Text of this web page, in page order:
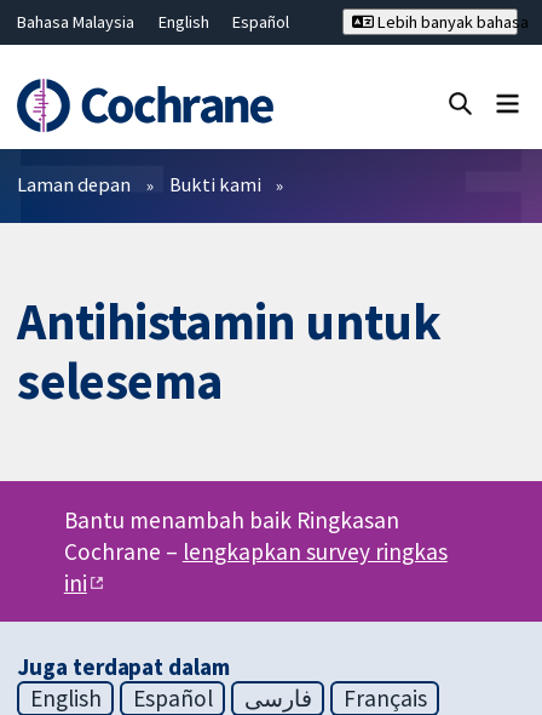
Bahasa Malaysia English
Español
Hrvatski
Deutsch ไทย
繁體中文
简体中文
Lebih banyak bahasa
Penapis
Laman depan Bukti kami
Antihistamin untuk
selesema
Bantu menambah baik Ringkasan
Cochrane – lengkapkan survey ringkas
ini
Juga terdapat dalam
English
Español فارسی
Français